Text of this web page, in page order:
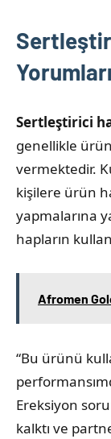
Yorumları
Sertleştirici
genellikle
vermektedir.
kişilere ürün
yapmalarına
hapların
Afromen
“Bu ürünü
Ereksiyon
kalktı ve